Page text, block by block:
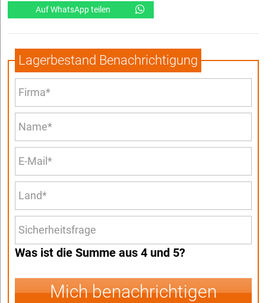
Auf WhatsApp teilen
Lagerbestand Benachrichtigung
Was ist die Summe aus 4 und 5?
Mich benachrichtigen